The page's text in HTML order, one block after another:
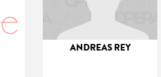
ANDREAS REY